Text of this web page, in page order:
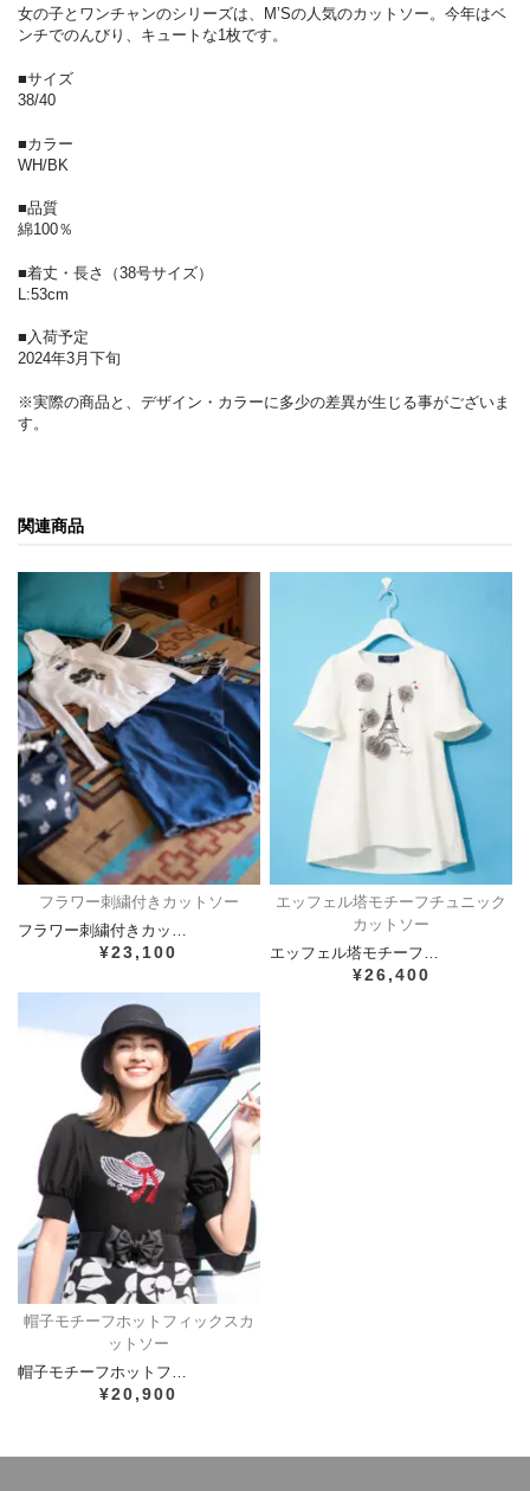
女の子とワンチャンのシリーズは、M’Sの人気のカットソー。今年はベ
ンチでのんびり、キュートな1枚です。
■サイズ
38/40
■カラー
WH/BK
■品質
綿100％
■着丈・長さ（38号サイズ）
L:53cm
■入荷予定
2024年3月下旬
※実際の商品と、デザイン・カラーに多少の差異が生じる事がございま
す。
関連商品
フラワー刺繍付きカットソー
フラワー刺繍付きカッ…
¥23,100
エッフェル塔モチーフチュニック
カットソー
エッフェル塔モチーフ…
¥26,400
帽子モチーフホットフィックスカ
ットソー
帽子モチーフホットフ…
¥20,900